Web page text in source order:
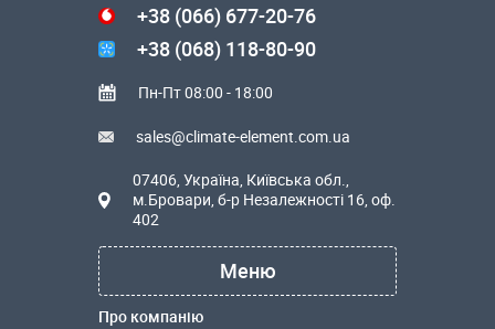
+38 (066) 677-20-76
+38 (068) 118-80-90
Пн-Пт 08:00 - 18:00
sales@climate-element.com.ua
07406, Україна, Київська обл.,
м.Бровари, б-р Незалежності 16, оф.
402
Меню
Про компанію